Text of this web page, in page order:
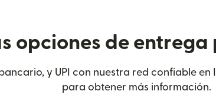
opciones de
y UPI con nuestra red confiable
para obtener más información.